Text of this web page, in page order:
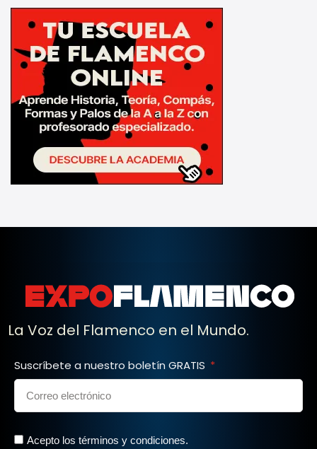
La Voz del Flamenco en el Mundo.
Suscríbete a nuestro boletín GRATIS
Acepto los términos y condiciones.